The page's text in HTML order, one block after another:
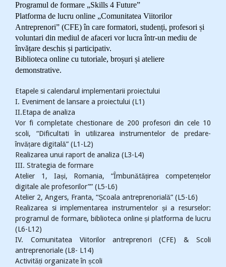
Programul de formare „Skills 4 Future”
Platforma de lucru online „Comunitatea Viitorilor
Antreprenori” (CFE) în care formatori, studenți, profesori și
voluntari din mediul de afaceri vor lucra într-un mediu de
învățare deschis și participativ.
Biblioteca online cu tutoriale, broșuri și ateliere
demonstrative.
Etapele si calendarul implementarii proiectului
I. Eveniment de lansare a proiectului (L1)
II.Etapa de analiza
Vor fi completate chestionare de 200 profesori din cele 10
scoli, “Dificultati în utilizarea instrumentelor de predare-
învățare digitală” (L1-L2)
Realizarea unui raport de analiza (L3-L4)
III. Strategia de formare
Atelier 1, Iași, Romania, “Îmbunătățirea competențelor
digitale ale profesorilor”” (L5-L6)
Atelier 2, Angers, Franta, “Școala antreprenorială” (L5-L6)
Realizarea si implementarea instrumentelor și a resurselor:
programul de formare, biblioteca online și platforma de lucru
(L6-L12)
IV. Comunitatea Viitorilor antreprenori (CFE) & Scoli
antreprenoriale (L8- L14)
Activități organizate în școli